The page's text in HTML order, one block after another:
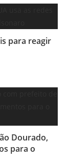
para reagir
Dourado,
para o